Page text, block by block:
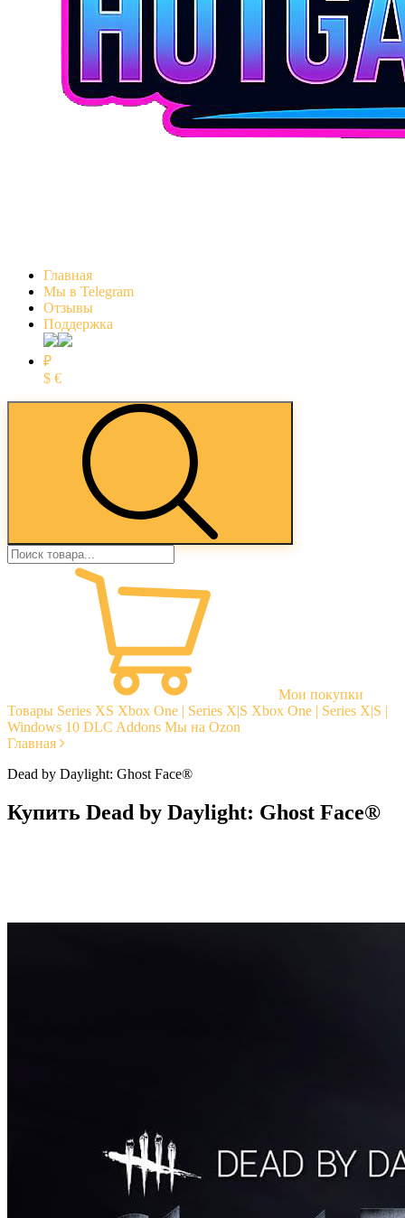
Главная
Мы в Telegram
Отзывы
Поддержка
₽
$ €
Мои покупки
Товары Series XS Xbox One | Series X|S Xbox One | Series X|S |
Windows 10 DLC Addons Мы на Ozon
Главная
Dead by Daylight: Ghost Face®
Купить Dead by Daylight: Ghost Face®